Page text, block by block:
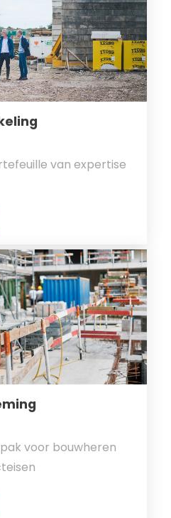
van expertise
voor bouwheren